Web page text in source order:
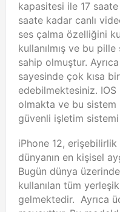
kapasitesi ile 17
saate kadar canlı
ses çalma özelliğini
kullanılmış ve bu
sahip olmuştur.
sayesinde çok kısa
edebilmektesiniz.
olmakta ve bu sistem
güvenli işletim sistemi
iPhone 12,
dünyanın en kişisel
Bugün dünya
kullanılan tüm
gelmektedir. Ayrıca